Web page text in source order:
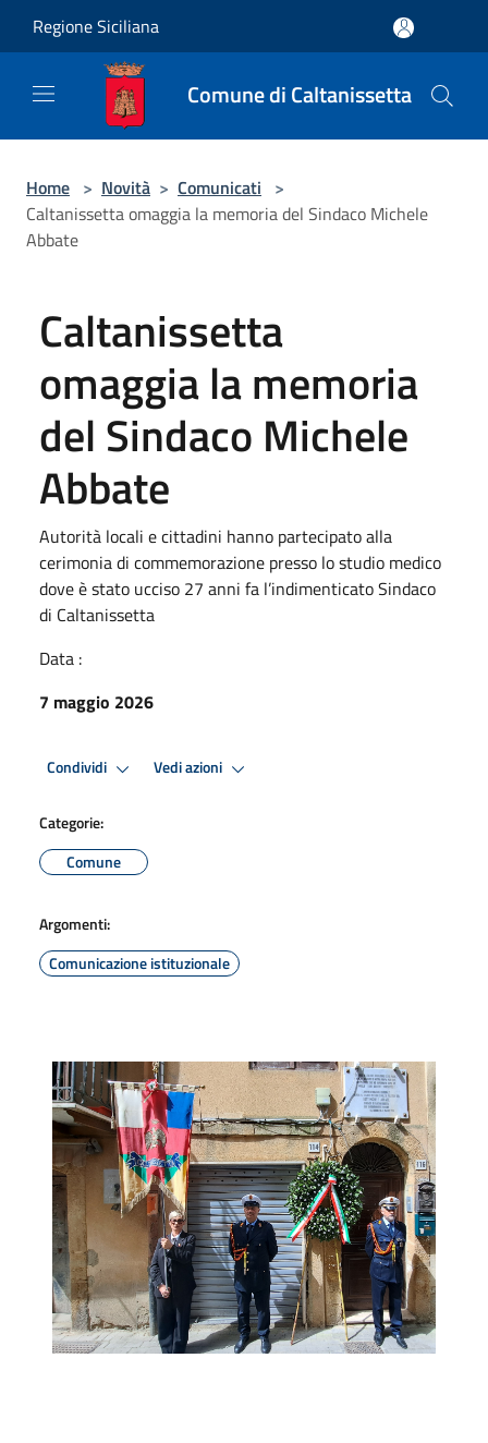
Regione Siciliana
Comune di Caltanissetta
Home > Novità > Comunicati >
Caltanissetta omaggia la memoria del Sindaco Michele
Abbate
Caltanissetta
omaggia la memoria
del Sindaco Michele
Abbate
Autorità locali e cittadini hanno partecipato alla
cerimonia di commemorazione presso lo studio medico
dove è stato ucciso 27 anni fa l’indimenticato Sindaco
di Caltanissetta
Data :
7 maggio 2026
Condividi Vedi azioni
Categorie:
Comune
Argomenti:
Comunicazione istituzionale